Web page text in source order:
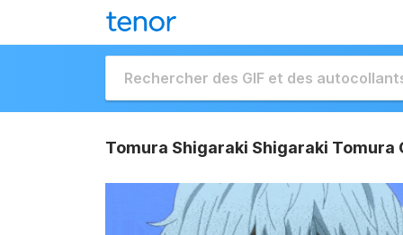
Tomura Shigaraki Shigaraki Tomura